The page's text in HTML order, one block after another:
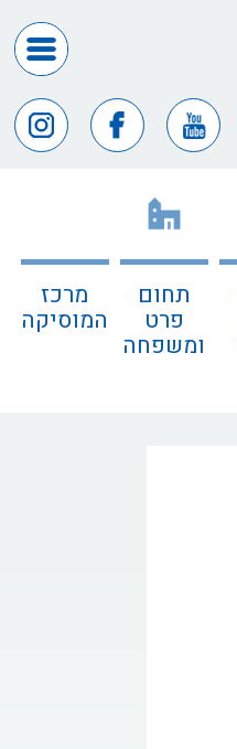
חופש
המידע
העיר
דבר
המנכ"ל
תחום
פרט
ומשפחה
מרכז
המוסיקה